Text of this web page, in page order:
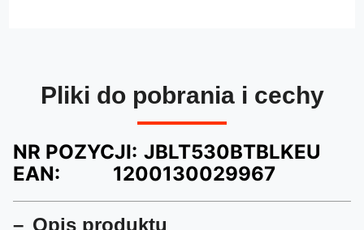
Pliki do pobrania i cechy
NR POZYCJI: JBLT530BTBLKEU
EAN:
1200130029967
Opis produktu